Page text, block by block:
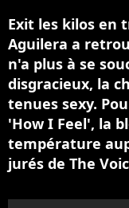
Exit les kilos en
Aguilera a
n'a plus à se
disgracieux, la
tenues sexy.
'How I Feel', la
température
jurés de The